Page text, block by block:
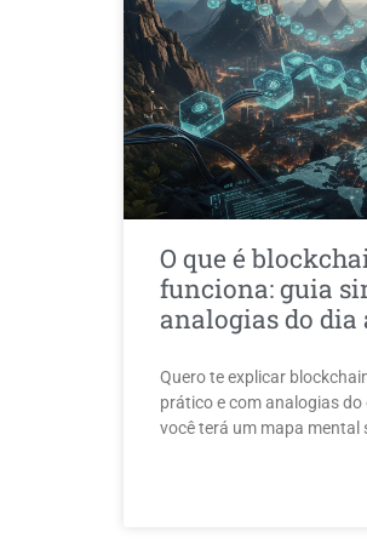
O que é
funciona: guia
analogias do dia
Quero te explicar
prático e com analogias do
você terá um mapa mental